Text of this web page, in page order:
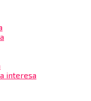
interesa